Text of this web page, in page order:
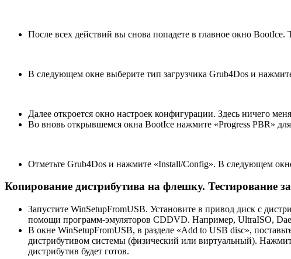
После всех действий вы снова попадете в главное окно
В следующем окне выберите тип загрузчика Grub4Dos и
Далее откроется окно настроек конфигурации. Здесь ничего
Во вновь открывшемся окна BootIce нажмите «Progress PBR» для
Отметьте Grub4Dos и нажмите «Install/Config». В следующем
Копирование дистрибутива на флешку. Тестирование
Запустите WinSetupFromUSB. Установите в привод диск с
помощи программ-эмуляторов CDDVD. Например, UltraISO,
В окне WinSetupFromUSB, в разделе «Add to USB disc»,
дистрибутивом системы (физический или виртуальный).
дистрибутив будет готов.